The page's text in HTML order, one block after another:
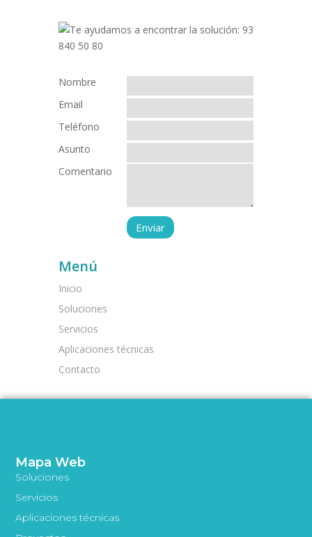
Nombre
Email
Teléfono
Asunto
Comentario
Menú
Inicio
Soluciones
Servicios
Aplicaciones técnicas
Contacto
Mapa Web
Soluciones
Servicios
Aplicaciones técnicas